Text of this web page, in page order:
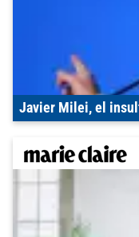
Javier Milei, el